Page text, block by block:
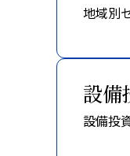
地域別
設備
設備投